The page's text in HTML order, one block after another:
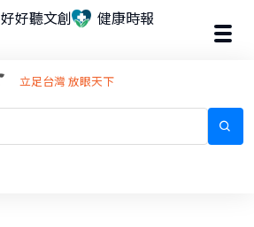
好好聽文創 健康時報
立足台灣 放眼天下